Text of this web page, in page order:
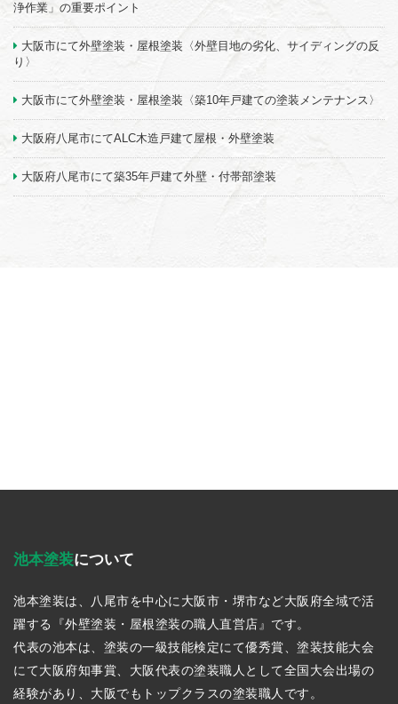
浄作業」の重要ポイント
大阪市にて外壁塗装・屋根塗装〈外壁目地の劣化、サイディングの反
り〉
大阪市にて外壁塗装・屋根塗装〈築10年戸建ての塗装メンテナンス〉
大阪府八尾市にてALC木造戸建て屋根・外壁塗装
大阪府八尾市にて築35年戸建て外壁・付帯部塗装
池本塗装について
池本塗装は、八尾市を中心に大阪市・堺市など大阪府全域で活
躍する『外壁塗装・屋根塗装の職人直営店』です。
代表の池本は、塗装の一級技能検定にて優秀賞、塗装技能大会
にて大阪府知事賞、大阪代表の塗装職人として全国大会出場の
経験があり、大阪でもトップクラスの塗装職人です。